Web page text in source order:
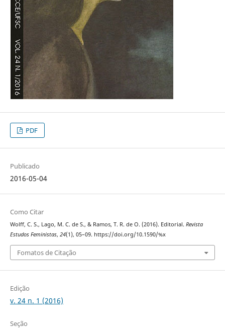
PDF
Publicado
2016-05-04
Como Citar
Wolff, C. S., Lago, M. C. de S., & Ramos, T. R. de O. (2016). Editorial. Revista
Estudos Feministas, 24(1), 05–09. https://doi.org/10.1590/%x
Fomatos de Citação
Edição
v. 24 n. 1 (2016)
Seção